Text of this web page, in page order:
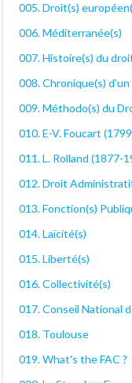
005. Droit(s)
006. Méditerranée(s)
007. Histoire(s) du
008. Chronique(s)
009. Méthodo(s) du
010. E-V. Foucart
011. L. Rolland (1877-
012. Droit
013. Fonction(s)
014. Laïcité(s)
015. Liberté(s)
016. Collectivité(s)
017. Conseil National
018. Toulouse
019. What's the FAC ?